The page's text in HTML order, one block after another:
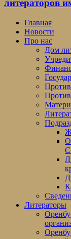
литераторов
Главная
Новости
Про нас
Дом
Литераторы